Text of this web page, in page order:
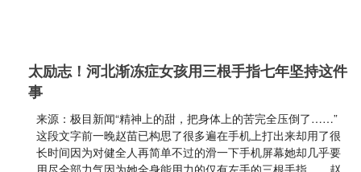
太励志！河北渐冻症女孩用三根手指七年坚持这件
事
来源：极目新闻“精神上的甜，把身体上的苦完全压倒了……”
这段文字前一晚赵苗已构思了很多遍在手机上打出来却用了很
长时间因为对健全人再简单不过的滑一下手机屏幕她却几乎要
用尽全部力气因为她全身能用力的仅有左手的三根手指……赵